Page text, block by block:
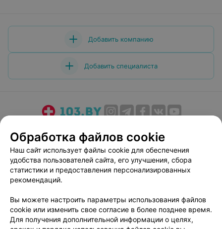
Добавить компанию
Добавить специалиста
Медицинский маркетинг
Публичный договор
Пользовательское соглашение
Способы оплаты
Вакансии
Партнеры
Написать руководителю 103.by
Персональные настройки cookie
Обработка персональных данных
Обработка файлов cookie
Наш сайт использует файлы cookie для обеспечения
удобства пользователей сайта, его улучшения, сбора
статистики и предоставления персонализированных
рекомендаций.
Вы можете настроить параметры использования файлов
cookie или изменить свое согласие в более позднее время.
Для получения дополнительной информации о целях,